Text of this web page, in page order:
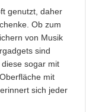
genutzt, daher
Ob zum
von Musik
sind
sogar mit
mit
sich jeder